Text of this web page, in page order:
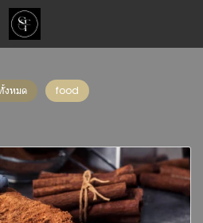
งหมด food